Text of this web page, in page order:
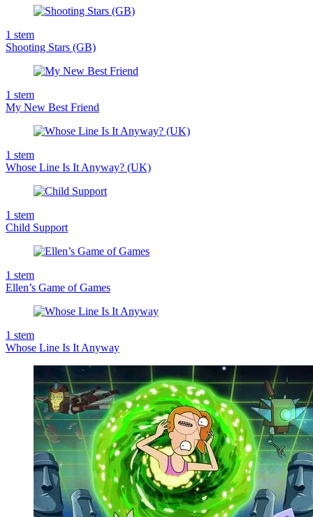
1 stem
Shooting Stars (GB)
1 stem
My New Best Friend
1 stem
Whose Line Is It Anyway? (UK)
1 stem
Child Support
1 stem
Ellen’s Game of Games
1 stem
Whose Line Is It Anyway